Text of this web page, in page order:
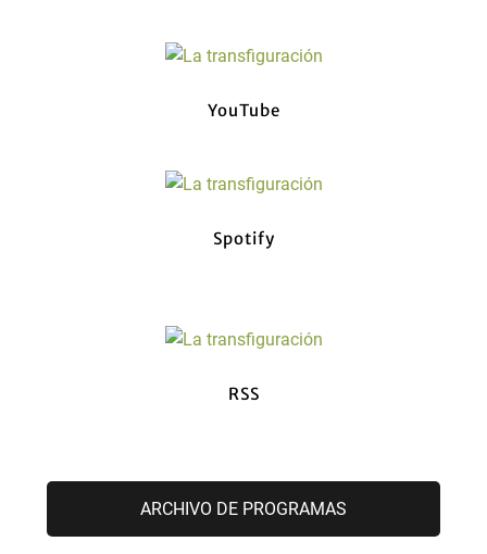
YouTube
Spotify
RSS
ARCHIVO DE PROGRAMAS